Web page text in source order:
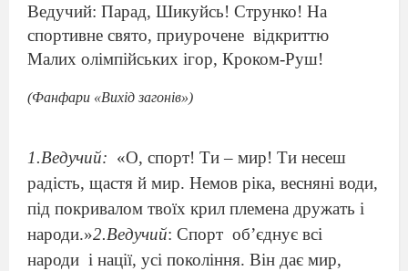
Ведучий: Парад, Шикуйсь! Струнко! На
спортивне свято, приурочене відкриттю
Малих олімпійських ігор, Кроком-Руш!
(Фанфари «Вихід загонів»)
1.Ведучий: «О, спорт! Ти – мир! Ти несеш
радість, щастя й мир. Немов ріка, весняні води,
під покривалом твоїх крил племена дружать і
народи.»2.Ведучий: Спорт об’єднує всі
народи і нації, усі покоління. Він дає мир,